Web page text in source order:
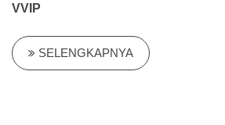
VVIP
SELENGKAPNYA